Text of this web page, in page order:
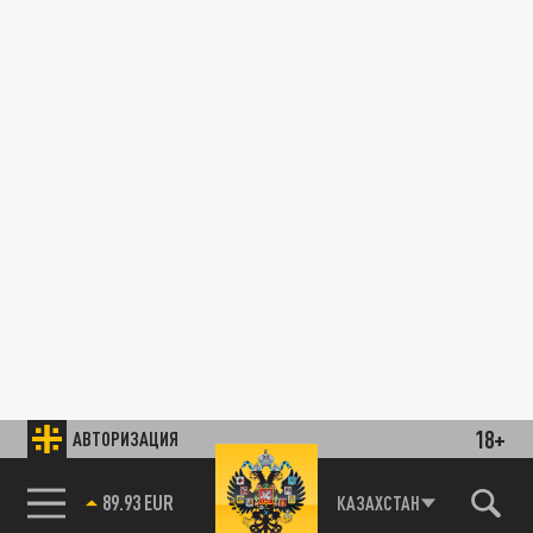
АВТОРИЗАЦИЯ 18+
89.93 EUR КАЗАХСТАН